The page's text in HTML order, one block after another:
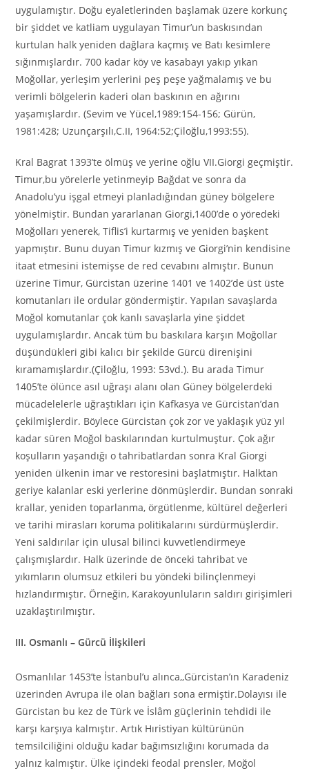
uygulamıştır. Doğu eyaletlerinden başlamak üzere korkunç
bir şiddet ve katliam uygulayan Timur’un baskısından
kurtulan halk yeniden dağlara kaçmış ve Batı kesimlere
sığınmışlardır. 700 kadar köy ve kasabayı yakıp yıkan
Moğollar, yerleşim yerlerini peş peşe yağmalamış ve bu
verimli bölgelerin kaderi olan baskının en ağırını
yaşamışlardır. (Sevim ve Yücel,1989:154-156; Gürün,
1981:428; Uzunçarşılı,C.II, 1964:52;Çiloğlu,1993:55).
Kral Bagrat 1393’te ölmüş ve yerine oğlu VII.Giorgi geçmiştir.
Timur,bu yörelerle yetinmeyip Bağdat ve sonra da
Anadolu’yu işgal etmeyi planladığından güney bölgelere
yönelmiştir. Bundan yararlanan Giorgi,1400’de o yöredeki
Moğolları yenerek, Tiflis’i kurtarmış ve yeniden başkent
yapmıştır. Bunu duyan Timur kızmış ve Giorgi’nin kendisine
itaat etmesini istemişse de red cevabını almıştır. Bunun
üzerine Timur, Gürcistan üzerine 1401 ve 1402’de üst üste
komutanları ile ordular göndermiştir. Yapılan savaşlarda
Moğol komutanlar çok kanlı savaşlarla yine şiddet
uygulamışlardır. Ancak tüm bu baskılara karşın Moğollar
düşündükleri gibi kalıcı bir şekilde Gürcü direnişini
kıramamışlardır.(Çiloğlu, 1993: 53vd.). Bu arada Timur
1405’te ölünce asıl uğraşı alanı olan Güney bölgelerdeki
mücadelelerle uğraştıkları için Kafkasya ve Gürcistan’dan
çekilmişlerdir. Böylece Gürcistan çok zor ve yaklaşık yüz yıl
kadar süren Moğol baskılarından kurtulmuştur. Çok ağır
koşulların yaşandığı o tahribatlardan sonra Kral Giorgi
yeniden ülkenin imar ve restoresini başlatmıştır. Halktan
geriye kalanlar eski yerlerine dönmüşlerdir. Bundan sonraki
krallar, yeniden toparlanma, örgütlenme, kültürel değerleri
ve tarihi mirasları koruma politikalarını sürdürmüşlerdir.
Yeni saldırılar için ulusal bilinci kuvvetlendirmeye
çalışmışlardır. Halk üzerinde de önceki tahribat ve
yıkımların olumsuz etkileri bu yöndeki bilinçlenmeyi
hızlandırmıştır. Örneğin, Karakoyunluların saldırı girişimleri
uzaklaştırılmıştır.
III. Osmanlı – Gürcü İlişkileri
Osmanlılar 1453’te İstanbul’u alınca,,Gürcistan’ın Karadeniz
üzerinden Avrupa ile olan bağları sona ermiştir.Dolayısı ile
Gürcistan bu kez de Türk ve İslâm güçlerinin tehdidi ile
karşı karşıya kalmıştır. Artık Hıristiyan kültürünün
temsilciliğini olduğu kadar bağımsızlığını korumada da
yalnız kalmıştır. Ülke içindeki feodal prensler, Moğol